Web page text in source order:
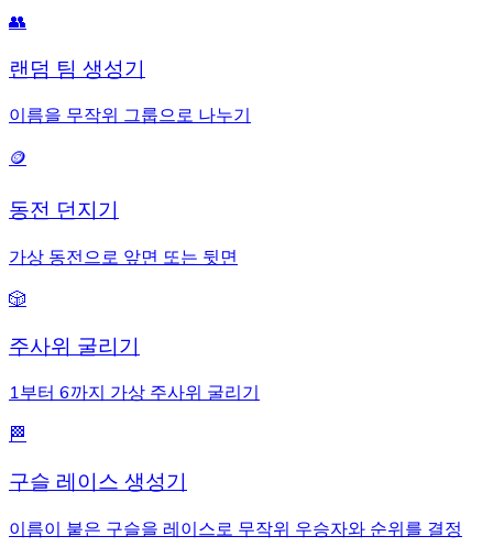
👥
랜덤 팀 생성기
이름을 무작위 그룹으로 나누기
🪙
동전 던지기
가상 동전으로 앞면 또는 뒷면
🎲
주사위 굴리기
1부터 6까지 가상 주사위 굴리기
🏁
구슬 레이스 생성기
이름이 붙은 구슬을 레이스로 무작위 우승자와 순위를 결정